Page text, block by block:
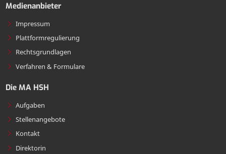
Medienanbieter
Impressum
Plattformregulierung
Rechtsgrundlagen
Verfahren & Formulare
Die MA HSH
Aufgaben
Stellenangebote
Kontakt
Direktorin